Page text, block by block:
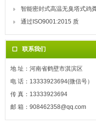
智能密封式高温无臭塔式鸡
通过ISO9001:2015 质
联系我们
地 址：河南省鹤壁市淇滨区
电 话：13333923694(微信号）
传 真：13333923694
邮 箱：908462358@qq.com